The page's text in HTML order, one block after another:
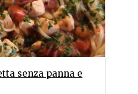
senza panna e